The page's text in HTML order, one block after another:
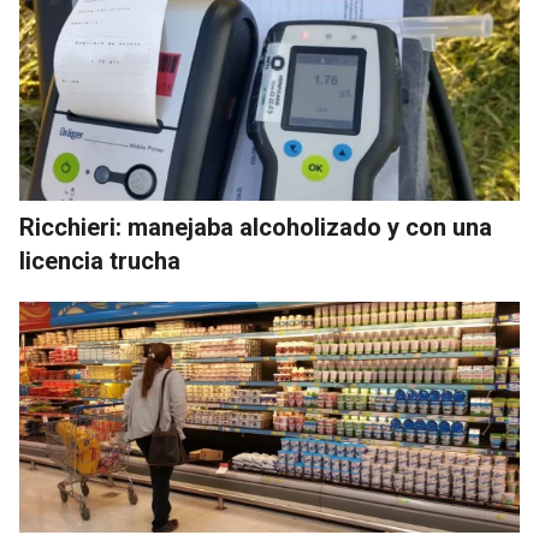
Ricchieri: manejaba alcoholizado y con una
licencia trucha